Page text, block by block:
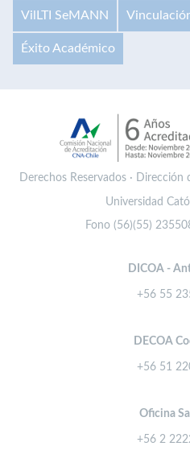
VilLTI SeMANN
Éxito Académico
Derechos Reservados ·
Universidad
Fono (56)(55)
DICOA -
+56 55
DECOA
+56 51
Oficina
+56 2